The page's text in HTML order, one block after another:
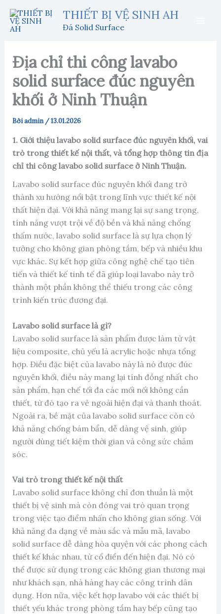
nội
THIẾT BỊ VỆ SINH AH
Đá Solid Surface
Địa chỉ thi công lavabo
solid surface đúc nguyên
khối ở Ninh Thuận
Bởiadmin /13.01.2026
1. Giới thiệu lavabo solid surface đúc nguyên khối, vai
trò trong thiết kế nội thất, và tổng hợp thông tin địa
chỉ thi công lavabo solid surface ở Ninh Thuận.
Lavabo solid surface đúc nguyên khối đang trở
thành xu hướng nổi bật trong lĩnh vực thiết kế nội
thất hiện đại. Với khả năng mang lại sự sang trọng,
tính năng vượt trội về độ bền và khả năng chống
thấm nước, lavabo solid surface là sự lựa chọn lý
tưởng cho không gian phòng tắm, bếp và nhiều khu
vực khác. Sự kết hợp giữa công nghệ chế tạo tiên
tiến và thiết kế tinh tế đã giúp loại lavabo này trở
thành một phần không thể thiếu trong các công
trình kiến trúc đương đại.
Lavabo solid surface là gì?
Lavabo solid surface là sản phẩm được làm từ vật
liệu composite, chủ yếu là acrylic hoặc nhựa tổng
hợp. Điều đặc biệt của lavabo này là nó được đúc
nguyên khối, điều này mang lại tính đồng nhất cho
sản phẩm, hạn chế tối đa các mối nối không cần
thiết, từ đó tạo ra vẻ ngoài hiện đại và thanh thoát.
Ngoài ra, bề mặt của lavabo solid surface còn có
khả năng chống bám bẩn, dễ dàng vệ sinh, giúp
người dùng tiết kiệm thời gian và công sức chăm
sóc.
Vai trò trong thiết kế nội thất
Lavabo solid surface không chỉ đơn thuần là một
thiết bị vệ sinh mà còn đóng vai trò quan trọng
trong việc tạo điểm nhấn cho không gian sống. Với
khả năng đa dạng về màu sắc và mẫu mã, lavabo
solid surface dễ dàng hòa quyện với các phong cách
thiết kế khác nhau, từ cổ điển đến hiện đại. Nó có
thể được sử dụng trong các không gian thương mại
như khách sạn, nhà hàng hay các công trình dân
dụng. Hơn nữa, việc kết hợp lavabo với các thiết bị
thiết yếu khác trong phòng tắm hay bếp cũng tạo